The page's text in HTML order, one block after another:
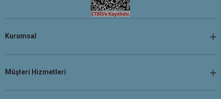
Kurumsal
Müşteri Hizmetleri